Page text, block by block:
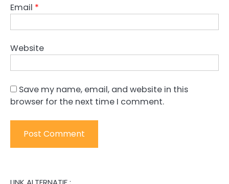
Email *
Website
Save my name, email, and website in this
browser for the next time I comment.